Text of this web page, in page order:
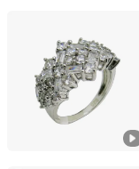
Link Kuba Kalung
Perhiasan
GOODLINESS
Guangdong,